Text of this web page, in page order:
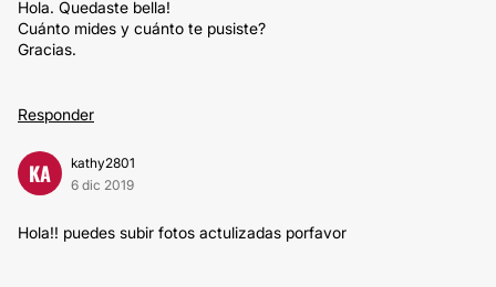
Hola. Quedaste bella!
Cuánto mides y cuánto te pusiste?
Gracias.
Responder
KA
kathy2801
6 dic 2019
Hola!! puedes subir fotos actulizadas porfavor